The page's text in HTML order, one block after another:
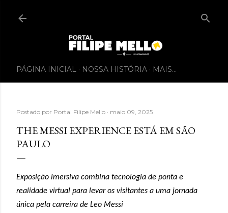
PÁGINA INICIAL NOSSA HISTÓRIA MAIS…
Postado por Portal Filipe Mello maio 09, 2025
THE MESSI EXPERIENCE ESTÁ EM SÃO
PAULO
Exposição imersiva combina tecnologia de ponta e
realidade virtual para levar os visitantes a uma jornada
única pela carreira de Leo Messi